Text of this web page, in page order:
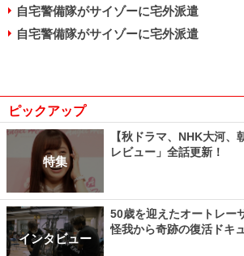
自宅警備隊がサイゾーに宅外派遣
自宅警備隊がサイゾーに宅外派遣
ピックアップ
特集
【秋ドラマ、NHK大河
レビュー」全話更新！
インタビュー
50歳を迎えたオートレ
怪我から奇跡の復活ドキ